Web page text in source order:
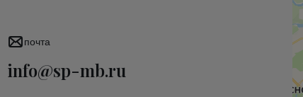
почта
info@sp-mb.ru